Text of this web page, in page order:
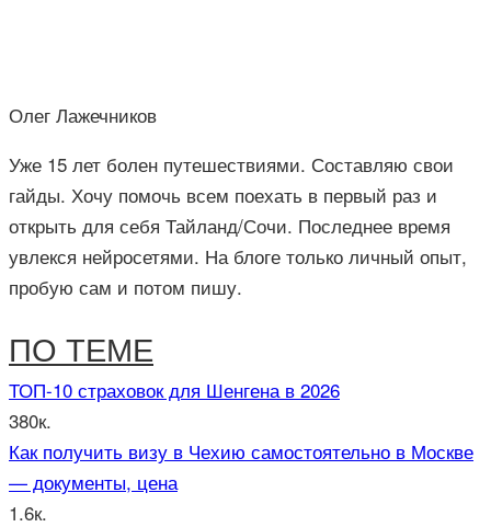
Олег Лажечников
Уже 15 лет болен путешествиями. Составляю свои
гайды. Хочу помочь всем поехать в первый раз и
открыть для себя Тайланд/Сочи. Последнее время
увлекся нейросетями. На блоге только личный опыт,
пробую сам и потом пишу.
ПО ТЕМЕ
ТОП-10 страховок для Шенгена в 2026
380к.
Как получить визу в Чехию самостоятельно в Москве
— документы, цена
1.6к.